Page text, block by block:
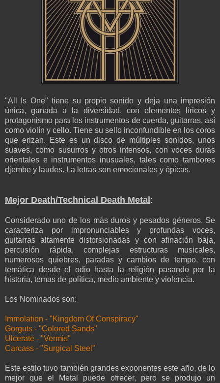
"All Is One" tiene su propio sonido y deja una impresión
única, ganada a la diversidad, con elementos líricos y
protagonismo para los instrumentos de cuerda, guitarras, así
como violín y cello. Tiene su sello inconfundible en los coros
que erizan. Este es un disco de múltiples sonidos, unos
suaves, como susurros y otros intensos, con voces duras
orientales e instrumentos inusuales, tales como tambores
djembe y laudes. La letras son emocionales y épicas.
Mejor Death/Technical Death Metal :
Considerado uno de los más duros y pesados géneros. Se
caracteriza por impronunciables y profundas voces,
guitarras altamente distorsionadas y con afinación baja,
percusión rápida, complejas estructuras musicales,
numerosos quiebres, paradas y cambios de tempo, con
temática desde el odio hasta la religión pasando por la
historia, temas de política, medio ambiente y violencia.
Los Nominados son:
Immolation - "Kingdom Of Conspiracy"
Gorguts - "Colored Sands"
Ulcerate - "Vermis"
Carcass - "Surgical Steel"
Este estilo tuvo también grandes exponentes este año, de lo
mejor que el Metal puede ofrecer, pero se produjo un